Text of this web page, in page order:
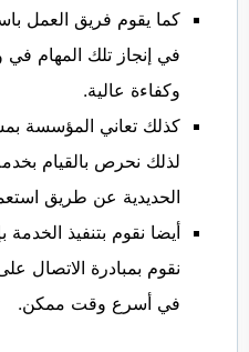
كما يقوم فريق العمل
في إنجاز تلك المهام
وكفاءة عالية.
كذلك تعاني المؤسسة
لذلك نحرص بالقيام
الحديدية عن طريق
أيضا نقوم بتنفيذ الخدمة
نقوم بمبادرة الاتصال
في أسرع وقت ممكن.